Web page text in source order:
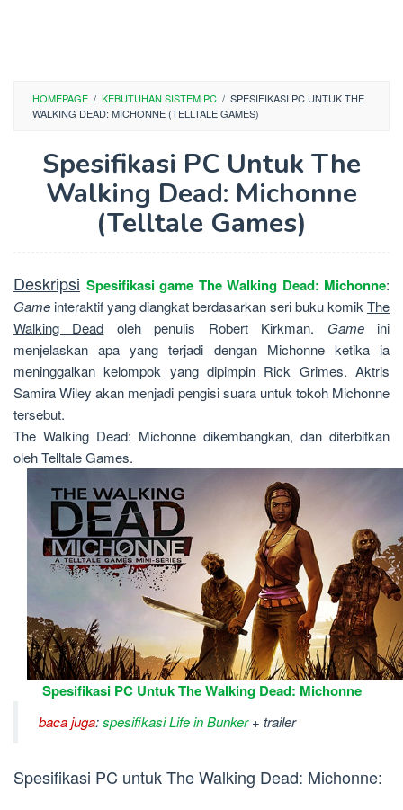
HOMEPAGE / KEBUTUHAN SISTEM PC / SPESIFIKASI PC UNTUK THE
WALKING DEAD: MICHONNE (TELLTALE GAMES)
Spesifikasi PC Untuk The
Walking Dead: Michonne
(Telltale Games)
Deskripsi Spesifikasi game The Walking Dead: Michonne:
Game interaktif yang diangkat berdasarkan seri buku komik The
Walking Dead oleh penulis Robert Kirkman. Game ini
menjelaskan apa yang terjadi dengan Michonne ketika ia
meninggalkan kelompok yang dipimpin Rick Grimes. Aktris
Samira Wiley akan menjadi pengisi suara untuk tokoh Michonne
tersebut.
The Walking Dead: Michonne dikembangkan, dan diterbitkan
oleh Telltale Games.
Spesifikasi PC Untuk The Walking Dead: Michonne
baca juga:spesifikasi Life in Bunker+ trailer
Spesifikasi PC untuk The Walking Dead: Michonne: